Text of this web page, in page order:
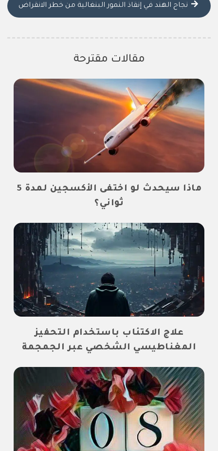
نجاح الهند في إنقاذ النمور البنغالية من خطر الانقراض
مقالات مقترحة
ماذا سيحدث لو اختفى الأكسجين لمدة 5
ثواني؟
علاج الاكتئاب باستخدام التحفيز
المغناطيسي الشخصي عبر الجمجمة